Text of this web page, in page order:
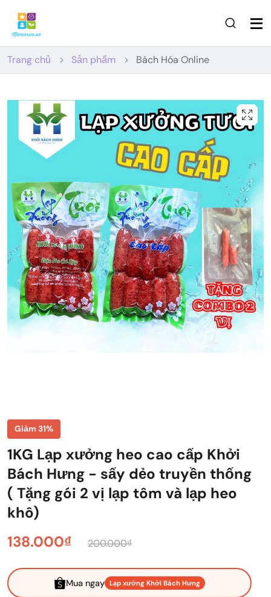
Trang chủ Sản phẩm Bách Hóa Online
Giảm 31%
1KG Lạp xưởng heo cao cấp Khởi
Bách Hưng - sấy dẻo truyền thống
( Tặng gói 2 vị lạp tôm và lạp heo
khô)
138.000₫
200.000₫
Mua ngay Lạp xưởng Khởi Bách Hưng